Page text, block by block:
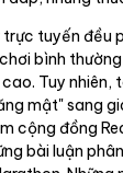
tuyến đều
bình
Tuy
mật" sang
cộng đồng
bài luận